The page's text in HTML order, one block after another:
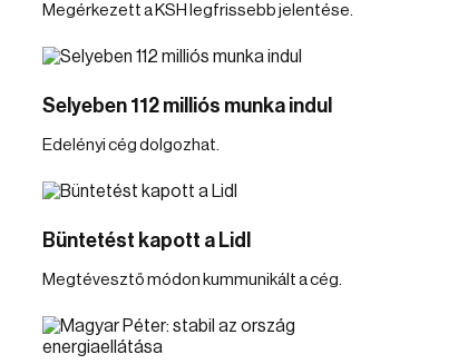
Megérkezett a KSH legfrissebb jelentése.
Selyeben 112 milliós munka indul
Edelényi cég dolgozhat.
Büntetést kapott a Lidl
Megtévesztő módon kummunikált a cég.